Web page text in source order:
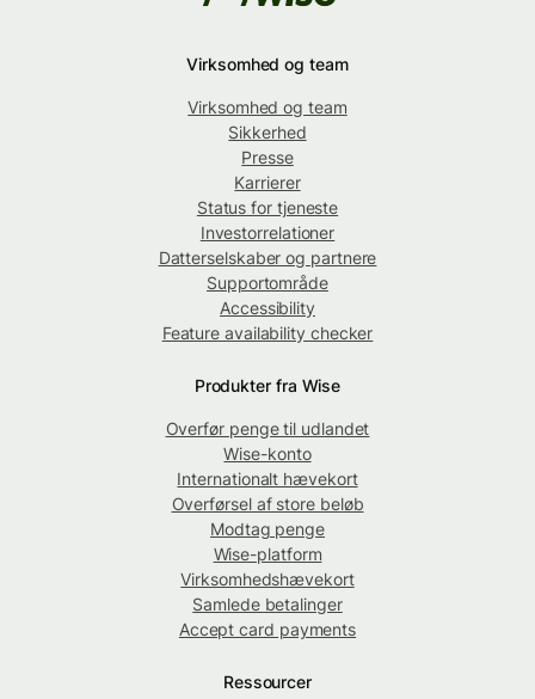
Virksomhed og team
Virksomhed og team
Sikkerhed
Presse
Karrierer
Status for tjeneste
Investorrelationer
Datterselskaber og partnere
Supportområde
Accessibility
Feature availability checker
Produkter fra Wise
Overfør penge til udlandet
Wise-konto
Internationalt hævekort
Overførsel af store beløb
Modtag penge
Wise-platform
Virksomhedshævekort
Samlede betalinger
Accept card payments
Ressourcer